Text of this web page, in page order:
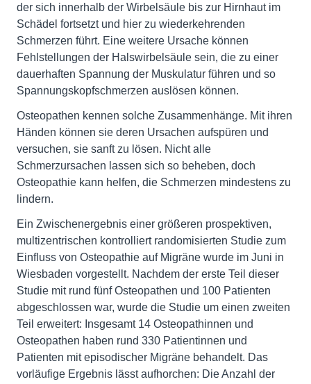
der sich innerhalb der Wirbelsäule bis zur Hirnhaut im
Schädel fortsetzt und hier zu wiederkehrenden
Schmerzen führt. Eine weitere Ursache können
Fehlstellungen der Halswirbelsäule sein, die zu einer
dauerhaften Spannung der Muskulatur führen und so
Spannungskopfschmerzen auslösen können.
Osteopathen kennen solche Zusammenhänge. Mit ihren
Händen können sie deren Ursachen aufspüren und
versuchen, sie sanft zu lösen. Nicht alle
Schmerzursachen lassen sich so beheben, doch
Osteopathie kann helfen, die Schmerzen mindestens zu
lindern.
Ein Zwischenergebnis einer größeren prospektiven,
multizentrischen kontrolliert randomisierten Studie zum
Einfluss von Osteopathie auf Migräne wurde im Juni in
Wiesbaden vorgestellt. Nachdem der erste Teil dieser
Studie mit rund fünf Osteopathen und 100 Patienten
abgeschlossen war, wurde die Studie um einen zweiten
Teil erweitert: Insgesamt 14 Osteopathinnen und
Osteopathen haben rund 330 Patientinnen und
Patienten mit episodischer Migräne behandelt. Das
vorläufige Ergebnis lässt aufhorchen: Die Anzahl der